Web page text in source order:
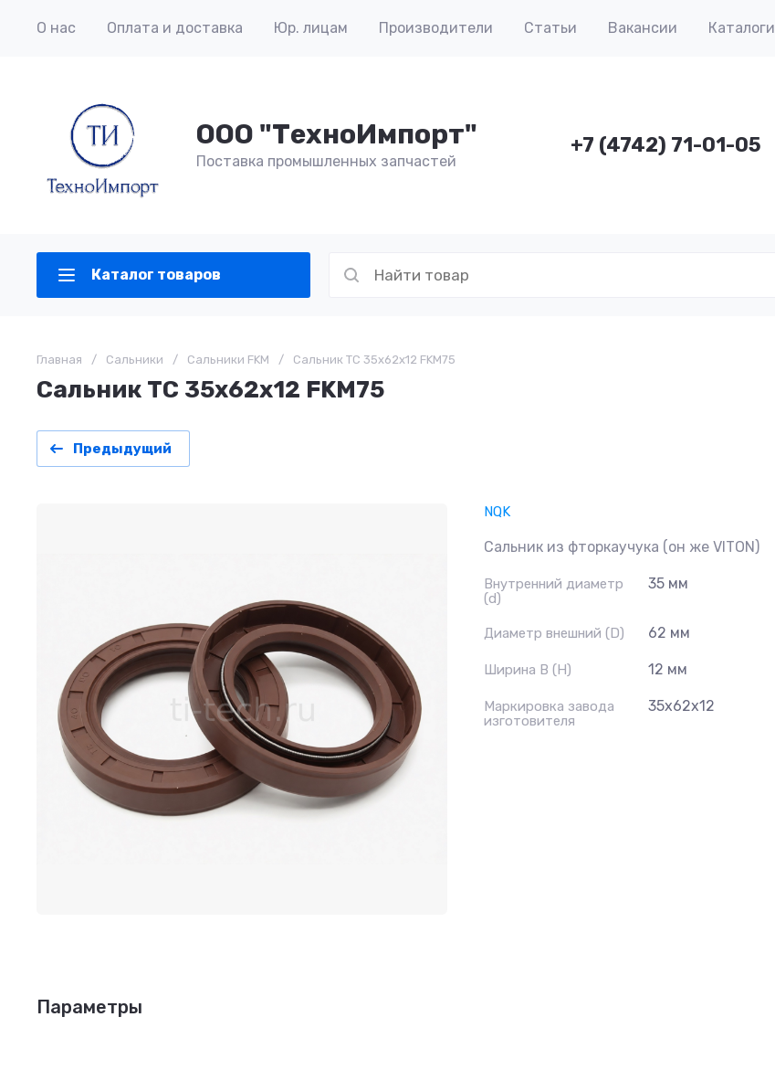
О нас Оплата и доставка Юр. лицам Производители Статьи Вакансии Каталоги
ООО "ТехноИмпорт"
Поставка промышленных запчастей
+7 (4742) 71-01-05
Каталог товаров
Главная / Сальники / Сальники FKM / Сальник TC 35x62x12 FKM75
Сальник TC 35x62x12 FKM75
Предыдущий
NQK
Сальник из фторкаучука (он же VITON)
Внутренний диаметр
(d)
35 мм
Диаметр внешний (D) 62 мм
Ширина B (H) 12 мм
Маркировка завода
изготовителя
35x62x12
Параметры